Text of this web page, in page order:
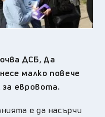
ДСБ, Да
малко повече
евровота.
е да насърчи